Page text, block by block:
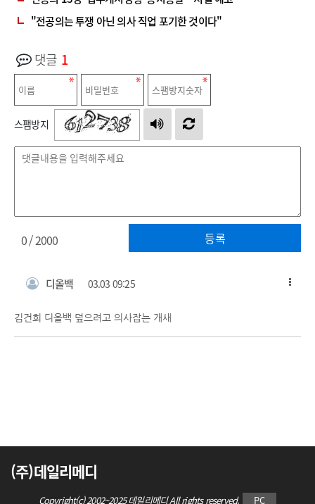
"전공의는 투쟁 아닌 의사 직업 포기한 것이다"
댓글 1
스팸방지
등록
0/ 2000
디올백 03.03 09:25
김건희 디올백 덮으려고 의사잡는 개새
(주)데일리메디
Copyright(c) 2002~2025 데일리메디 All rights reserved. PC